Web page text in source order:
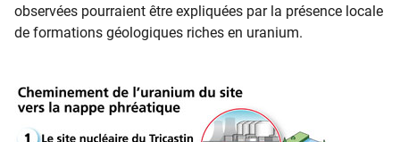
observées pourraient être expliquées par la présence locale
de formations géologiques riches en uranium.